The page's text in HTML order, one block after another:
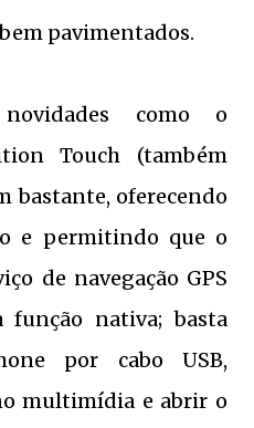
pavimentados.
como o
Touch (também
bastante, oferecendo
e permitindo que o
de navegação GPS
nativa; basta
por cabo USB,
multimídia e abrir o